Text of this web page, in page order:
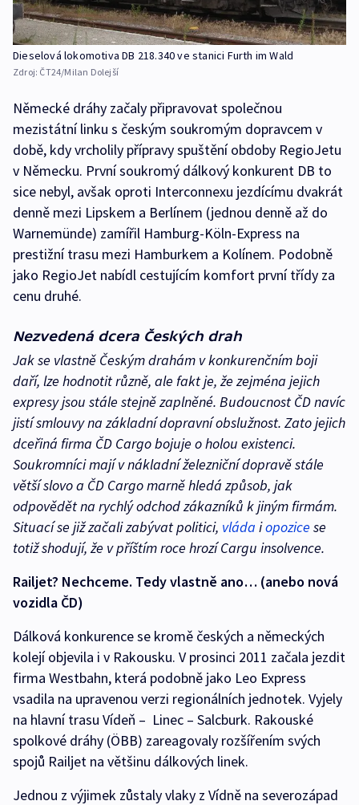
Dieselová lokomotiva DB 218.340 ve stanici Furth im Wald
Zdroj: ČT24/Milan Dolejší
Německé dráhy začaly připravovat společnou
mezistátní linku s českým soukromým dopravcem v
době, kdy vrcholily přípravy spuštění obdoby RegioJetu
v Německu. První soukromý dálkový konkurent DB to
sice nebyl, avšak oproti Interconnexu jezdícímu dvakrát
denně mezi Lipskem a Berlínem (jednou denně až do
Warnemünde) zamířil Hamburg-Köln-Express na
prestižní trasu mezi Hamburkem a Kolínem. Podobně
jako RegioJet nabídl cestujícím komfort první třídy za
cenu druhé.
Nezvedená dcera Českých drah
Jak se vlastně Českým drahám v konkurenčním boji
daří, lze hodnotit různě, ale fakt je, že zejména jejich
expresy jsou stále stejně zaplněné. Budoucnost ČD navíc
jistí smlouvy na základní dopravní obslužnost. Zato jejich
dceřiná firma ČD Cargo bojuje o holou existenci.
Soukromníci mají v nákladní železniční dopravě stále
větší slovo a ČD Cargo marně hledá způsob, jak
odpovědět na rychlý odchod zákazníků k jiným firmám.
Situací se již začali zabývat politici, vláda iopozice se
totiž shodují, že v příštím roce hrozí Cargu insolvence.
Railjet? Nechceme. Tedy vlastně ano… (anebo nová
vozidla ČD)
Dálková konkurence se kromě českých a německých
kolejí objevila i v Rakousku. V prosinci 2011 začala jezdit
firma Westbahn, která podobně jako Leo Express
vsadila na upravenou verzi regionálních jednotek. Vyjely
na hlavní trasu Vídeň – Linec – Salcburk. Rakouské
spolkové dráhy (ÖBB) zareagovaly rozšířením svých
spojů Railjet na většinu dálkových linek.
Jednou z výjimek zůstaly vlaky z Vídně na severozápad